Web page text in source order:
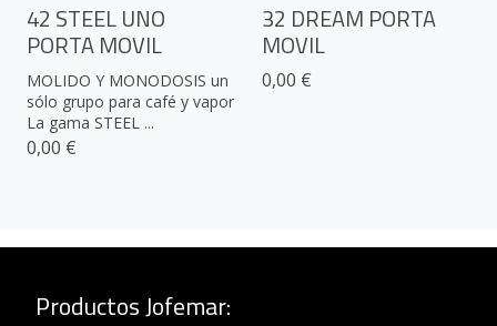
42 STEEL UNO
PORTA MOVIL
MOLIDO Y MONODOSIS un
sólo grupo para café y vapor
La gama STEEL ...
0,00 €
32 DREAM PORTA
MOVIL
0,00 €
Productos Jofemar: